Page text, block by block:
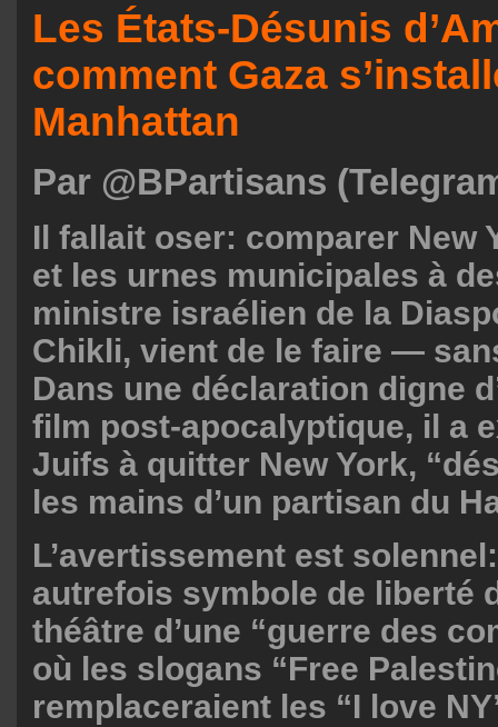
Les États-Désunis
comment Gaza
Manhattan
Par @BPartisans
Il fallait oser: comparer New
et les urnes municipales à
ministre israélien de la
Chikli, vient de le faire —
Dans une déclaration digne
film post-apocalyptique, il a
Juifs à quitter New York,
les mains d’un partisan du
L’avertissement est
autrefois symbole de liberté
théâtre d’une “guerre des
où les slogans “Free
remplaceraient les “I love